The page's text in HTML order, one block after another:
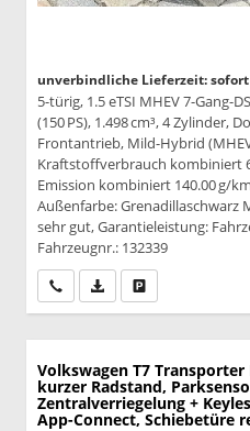
unverbindliche Lieferzeit:
5-türig, 1.5 eTSI MHEV 7-Gang-
(150 PS), 1.498 cm³, 4 Zylinder,
Frontantrieb, Mild-Hybrid
Kraftstoffverbrauch kombiniert
Emission kombiniert 140.00 g/km
Außenfarbe: Grenadillaschwarz
sehr gut, Garantieleistung:
Fahrzeugnr.: 132339
Wir rufen Sie an
PDF-Datei,
Volkswagen T7 Transporter
kurzer Radstand,
Zentralverriegelung +
App-Connect, Schiebetüre